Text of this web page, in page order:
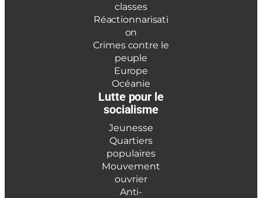
classes
Réactionnarisati
on
Crimes contre le
peuple
Europe
Océanie
Lutte pour le
socialisme
Jeunesse
Quartiers
populaires
Mouvement
ouvrier
Anti-